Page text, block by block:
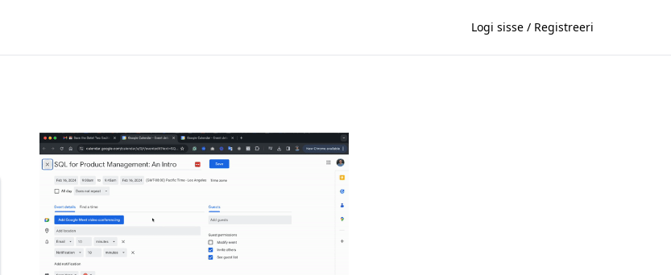
Logi sisse / Registreeri